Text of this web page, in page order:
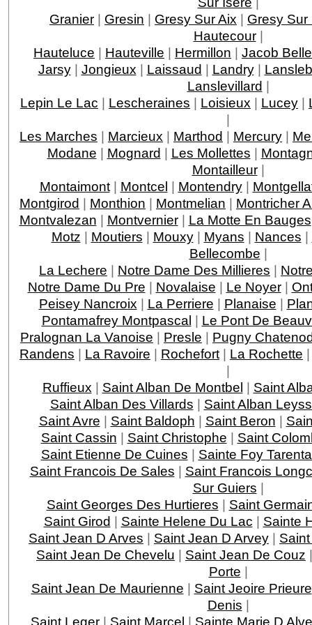
Granier | Gresin | Gresy Sur Aix | Gresy Sur
Hautecour|
Hauteluce | Hauteville | Hermillon | Jacob
Jarsy| Jongieux | Laissaud | Landry|
Lanslevillard |
Lepin Le Lac | Lescheraines | Loisieux | Lucey |
|
Les Marches | Marcieux | Marthod | Mercury |
Modane | Mognard | Les Mollettes |
Montailleur|
Montaimont| Montcel | Montendry|
Montgirod | Monthion | Montmelian | Montricher
Montvalezan | Montvernier| La Motte En Bauges
Motz | Moutiers | Mouxy| Myans | Nances |
Bellecombe |
La Lechere | Notre Dame Des Millieres |
Notre Dame Du Pre | Novalaise | Le Noyer|
Peisey Nancroix | La Perriere | Planaise |
Pontamafrey Montpascal | Le Pont De
Pralognan La Vanoise | Presle | Pugny
Randens | La Ravoire | Rochefort | La Rochette
|
Ruffieux | Saint Alban De Montbel | Saint
Saint Alban Des Villards | Saint Alban
Saint Avre | Saint Baldoph | Saint Beron |
Saint Cassin | Saint Christophe | Saint
Saint Etienne De Cuines | Sainte Foy
Saint Francois De Sales | Saint Francois
Sur Guiers |
Saint Georges Des Hurtieres | Saint
Saint Girod | Sainte Helene Du Lac | Sainte
Saint Jean D Arves | Saint Jean D Arvey |
Saint Jean De Chevelu | Saint Jean De Couz
Porte |
Saint Jean De Maurienne | Saint Jeoire Prieure
Denis |
Saint Leger| Saint Marcel | Sainte Marie D